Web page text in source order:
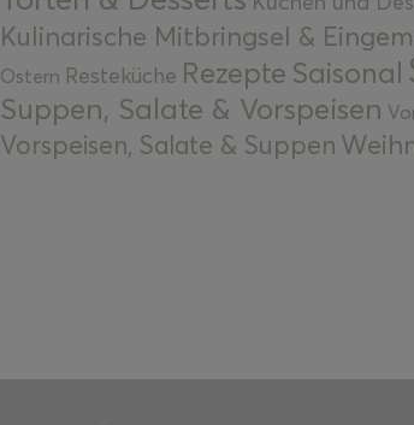
Kulinarische Mitbringsel &
Ostern Resteküche Rezepte Saisonal
Suppen, Salate & Vorspeisen
Vorspeisen, Salate & Suppen